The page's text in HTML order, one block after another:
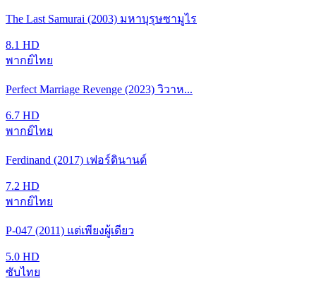
The Last Samurai (2003) มหาบุรุษซามูไร
8.1 HD
พากย์ไทย
Perfect Marriage Revenge (2023) วิวาห...
6.7 HD
พากย์ไทย
Ferdinand (2017) เฟอร์ดินานด์
7.2 HD
พากย์ไทย
P-047 (2011) แต่เพียงผู้เดียว
5.0 HD
ซับไทย